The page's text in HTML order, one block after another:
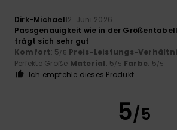
Dirk-Michael12. Juni 2026
Passgenauigkeit wie in der
trägt sich sehr gut
Komfort: 5/5 Preis-Leistungs-
Perfekte Größe Material: 5/5 Farbe: 5/5
Ich empfehle dieses Produkt
5/5